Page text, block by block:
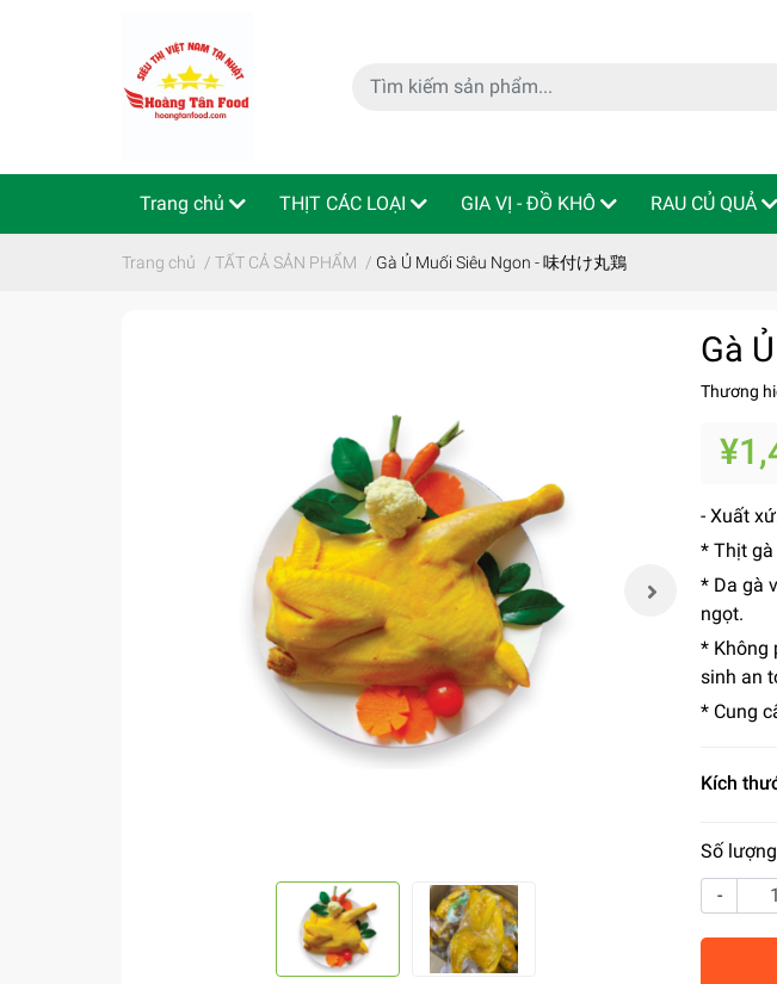
Trang chủ THỊT CÁC LOẠI GIA VỊ - ĐỒ KHÔ RAU CỦ QUẢ
特定商取引法 Indo - ThaiLan
Trang chủ / TẤT CẢ SẢN PHẨM / Gà Ủ Muối Siêu Ngon - 味付け丸鶏
Gà
Thương
- Xuất
* Thịt
* Da gà
ngọt.
* Không
sinh an
* Cung
Kích
Số
-